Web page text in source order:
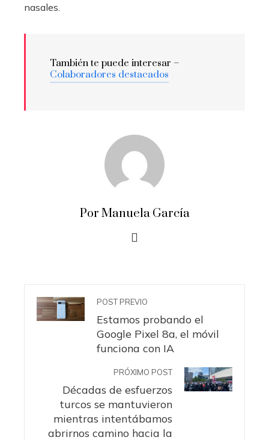
nasales.
También te puede interesar –
Colaboradores destacados
Por Manuela García
POST PREVIO
Estamos probando el
Google Pixel 8a, el móvil
funciona con IA
PRÓXIMO POST
Décadas de esfuerzos
turcos se mantuvieron
mientras intentábamos
abrirnos camino hacia la